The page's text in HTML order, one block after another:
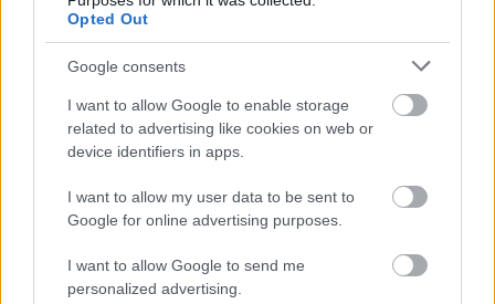
Opted Out
Google consents
I want to allow Google to enable storage
related to advertising like cookies on web or
device identifiers in apps.
I want to allow my user data to be sent to
Google for online advertising purposes.
I want to allow Google to send me
personalized advertising.
ismerőse hívta fel Bodnár Tibor figyelmét
néhány évvel ezelőtt. „
voltunk, nagyon sajnáljuk, hogy onnan el kellett
jönnünk, de a Covid nagyon megzilálta a
fesztiválunkat. Ott egy nagyobb helyszínünk volt,
de ha ott próbáltuk volna újra megrendezni az
éppen visszatérő vendégekkel, akkor nagy
területen elveszett volna a fele annyi ember. Ebben
a térben, a mostani közönség, ami épül és bővül,